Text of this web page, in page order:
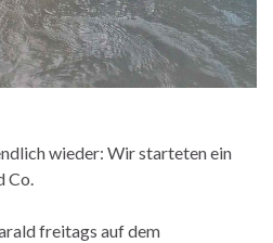
wieder: Wir starteten ein
Co.
freitags auf dem